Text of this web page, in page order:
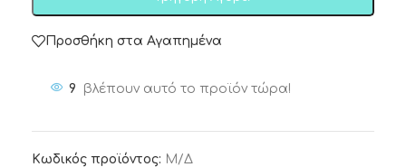
Προσθήκη στα Αγαπημένα
9 βλέπουν αυτό το προϊόν τώρα!
Κωδικός προϊόντος: Μ/Δ